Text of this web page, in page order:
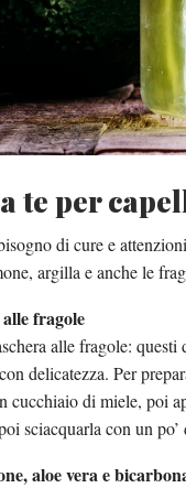
te per
di cure e
argilla e anche le
fragole
alle fragole:
delicatezza. Per
di miele, poi
sciacquarla con un
aloe vera e